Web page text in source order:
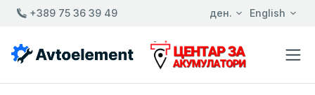
+389 75 36 39 49 ден. English